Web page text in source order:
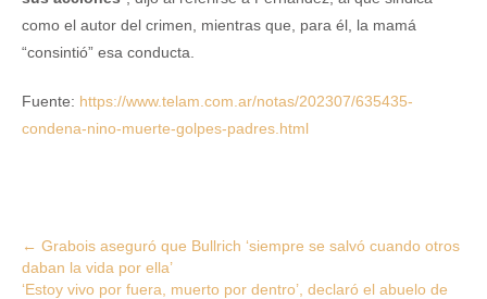
como el autor del crimen, mientras que, para él, la mamá
“consintió” esa conducta.
Fuente: https://www.telam.com.ar/notas/202307/635435-
condena-nino-muerte-golpes-padres.html
Post
navigation
← Grabois aseguró que Bullrich ‘siempre se salvó cuando otros
daban la vida por ella’
‘Estoy vivo por fuera, muerto por dentro’, declaró el abuelo de